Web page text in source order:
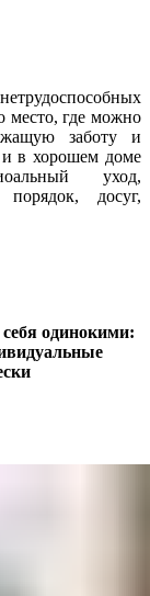
место, где можно
заботу и
и в хорошем доме
уход,
досуг,
одинокими: